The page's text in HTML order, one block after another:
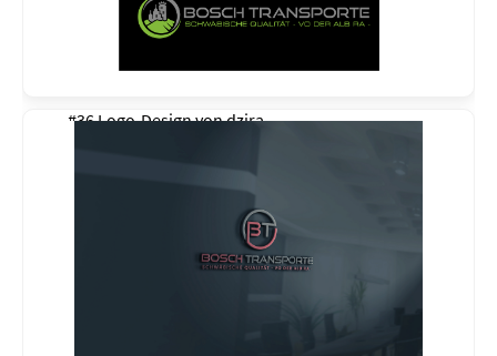
#36 Logo-Design vondzira